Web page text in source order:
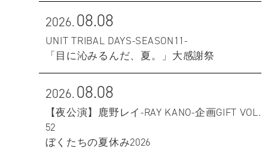
2026.08.08
UNIT TRIBAL DAYS-SEASON11-
「目に沁みるんだ、夏。」大感謝祭
2026.08.08
【夜公演】鹿野レイ-RAY KANO-企画GIFT VOL.
52
ぼくたちの夏休み2026